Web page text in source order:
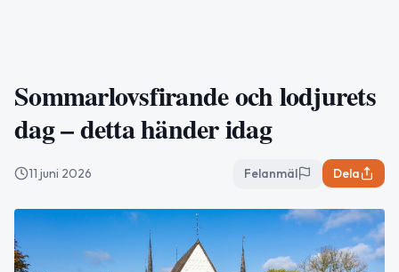
Sommarlovsfirande och lodjurets
dag – detta händer idag
11 juni 2026 Felanmäl Dela